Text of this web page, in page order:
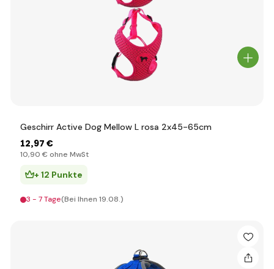
Geschirr Active Dog Mellow L rosa 2x45-65cm
12,97 €
10,90 € ohne MwSt
+ 12 Punkte
3 - 7 Tage(Bei Ihnen 19.08.)